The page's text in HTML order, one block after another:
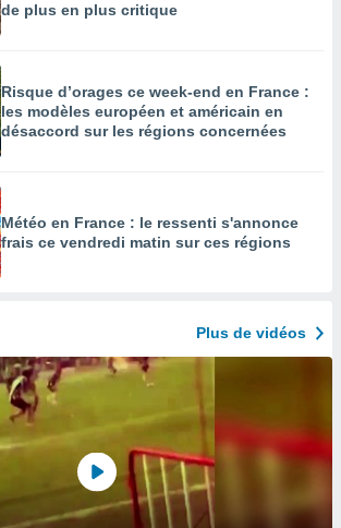
de plus en plus critique
Risque d’orages ce week-end en France :
les modèles européen et américain en
désaccord sur les régions concernées
Météo en France : le ressenti s'annonce
frais ce vendredi matin sur ces régions
Plus de vidéos